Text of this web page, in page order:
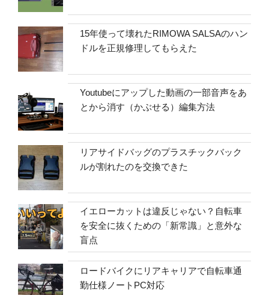
15年使って壊れたRIMOWA SALSAのハン
ドルを正規修理してもらえた
Youtubeにアップした動画の一部音声をあ
とから消す（かぶせる）編集方法
リアサイドバッグのプラスチックバック
ルが割れたのを交換できた
イエローカットは違反じゃない？自転車
を安全に抜くための「新常識」と意外な
盲点
ロードバイクにリアキャリアで自転車通
勤仕様ノートPC対応